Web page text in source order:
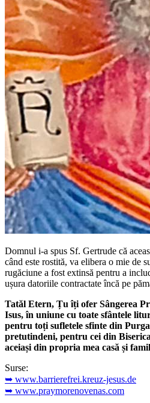
Domnul i-a spus Sf. Gertrude că
când este rostită, va elibera o mie de
rugăciune a fost extinsă pentru a
ușura datoriile contractate încă pe
Tatăl Etern, Țu îți ofer Sângerea
Isus, în uniune cu toate sfântele
pentru toți sufletele sfinte din
pretutindeni, pentru cei din
aceiași din propria mea casă și
Surse:
➥ www.barrierefrei.kreuz-jesus.de
➥ www.praymorenovenas.com